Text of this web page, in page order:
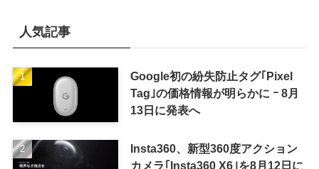
人気記事
Google初の紛失防止タグ｢Pixel
Tag｣の価格情報が明らかに ｰ 8月
13日に発表へ
Insta360、新型360度アクション
カメラ｢Insta360 X6｣を8月12日に